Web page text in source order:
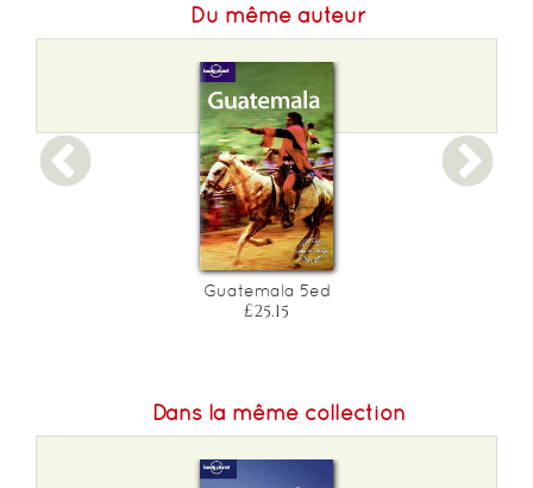
Du même auteur
Guatemala 5ed
£25.15
Dans la même collection